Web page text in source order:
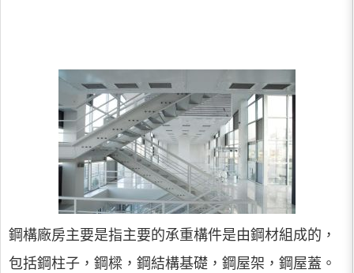
鋼構廠房主要是指主要的承重構件是由鋼材組成的，
包括鋼柱子，鋼樑，鋼結構基礎，鋼屋架，鋼屋蓋。